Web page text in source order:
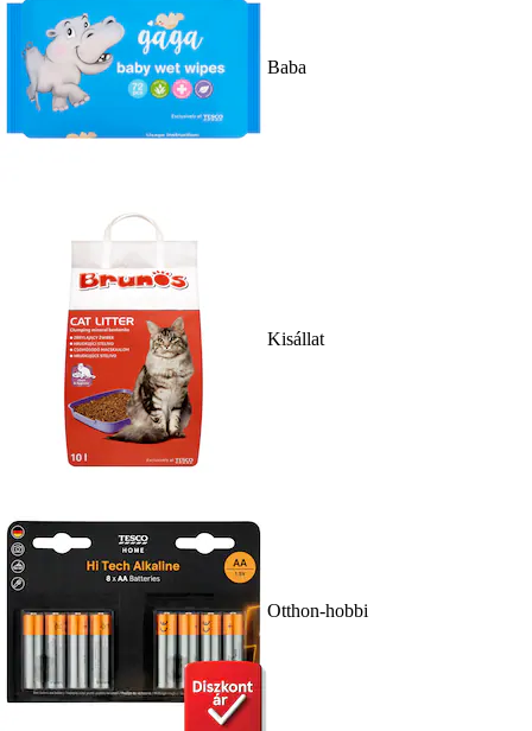
Baba
Kisállat
Otthon-hobbi